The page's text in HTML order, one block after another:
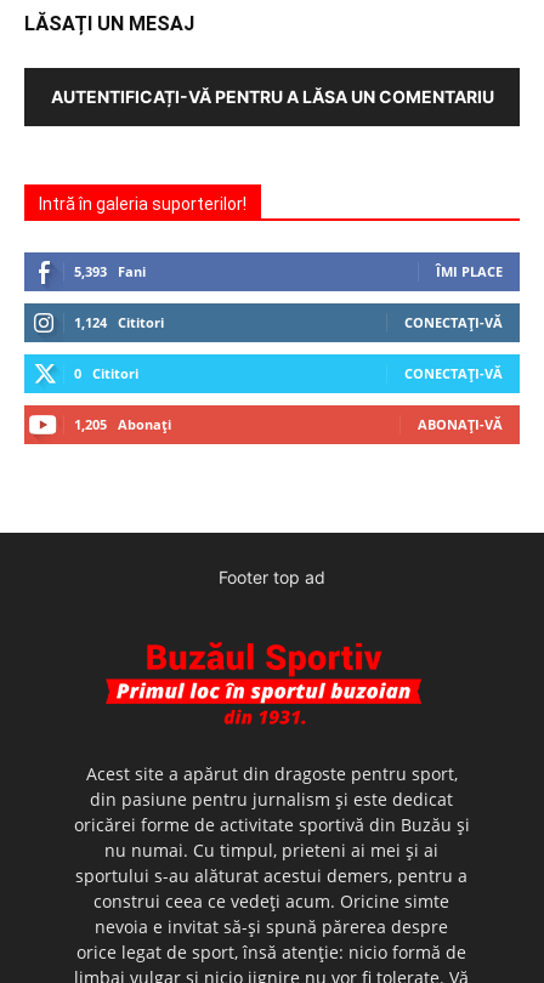
LĂSAȚI UN MESAJ
AUTENTIFICAȚI-VĂ PENTRU A LĂSA UN COMENTARIU
Intră în galeria suporterilor!
5,393 Fani ÎMI PLACE
1,124 Cititori CONECTAȚI-VĂ
0 Cititori CONECTAȚI-VĂ
1,205 Abonați ABONAȚI-VĂ
Footer top ad
Acest site a apărut din dragoste pentru sport,
din pasiune pentru jurnalism şi este dedicat
oricărei forme de activitate sportivă din Buzău şi
nu numai. Cu timpul, prieteni ai mei şi ai
sportului s-au alăturat acestui demers, pentru a
construi ceea ce vedeţi acum. Oricine simte
nevoia e invitat să-şi spună părerea despre
orice legat de sport, însă atenţie: nicio formă de
limbaj vulgar şi nicio jignire nu vor fi tolerate. Vă